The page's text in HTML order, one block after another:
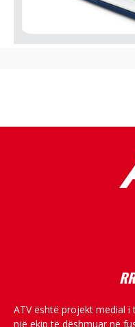
ATV është projekt medial i
një ekip të dëshmuar në